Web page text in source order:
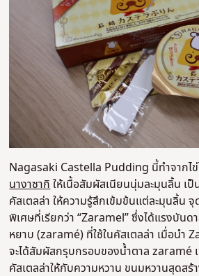
Nagasaki Castella Pudding นี้ทำจากไ
นางาซากิ ให้เนื้อสัมผัสเนียนนุ่มละมุนลิ้น เ
คัสเตลล่า ให้ความรู้สึกเข้มข้นแต่ละมุนลิ้น
พิเศษที่เรียกว่า “Zaramel” ซึ่งได้แรงบันด
หยาบ (zaramé) ที่ใช้ในคัสเตลล่า เมื่อนำ
จะได้สัมผัสกรุบกรอบของน้ำตาล zaramé
คัสเตลล่าให้กับความหวาน ขนมหวานสุดส